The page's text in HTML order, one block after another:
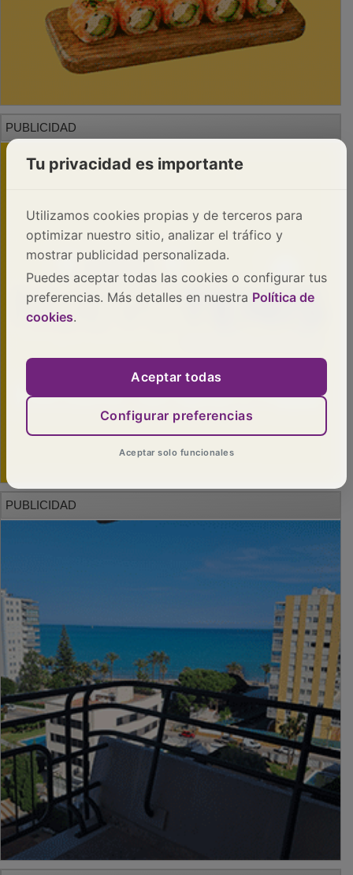
PUBLICIDAD
PUBLICIDAD
Tu privacidad es importante
Utilizamos cookies propias y de terceros para
optimizar nuestro sitio, analizar el tráfico y
mostrar publicidad personalizada.
Puedes aceptar todas las cookies o configurar tus
preferencias. Más detalles en nuestra Política de
cookies.
Aceptar todas
Configurar preferencias
Aceptar solo funcionales